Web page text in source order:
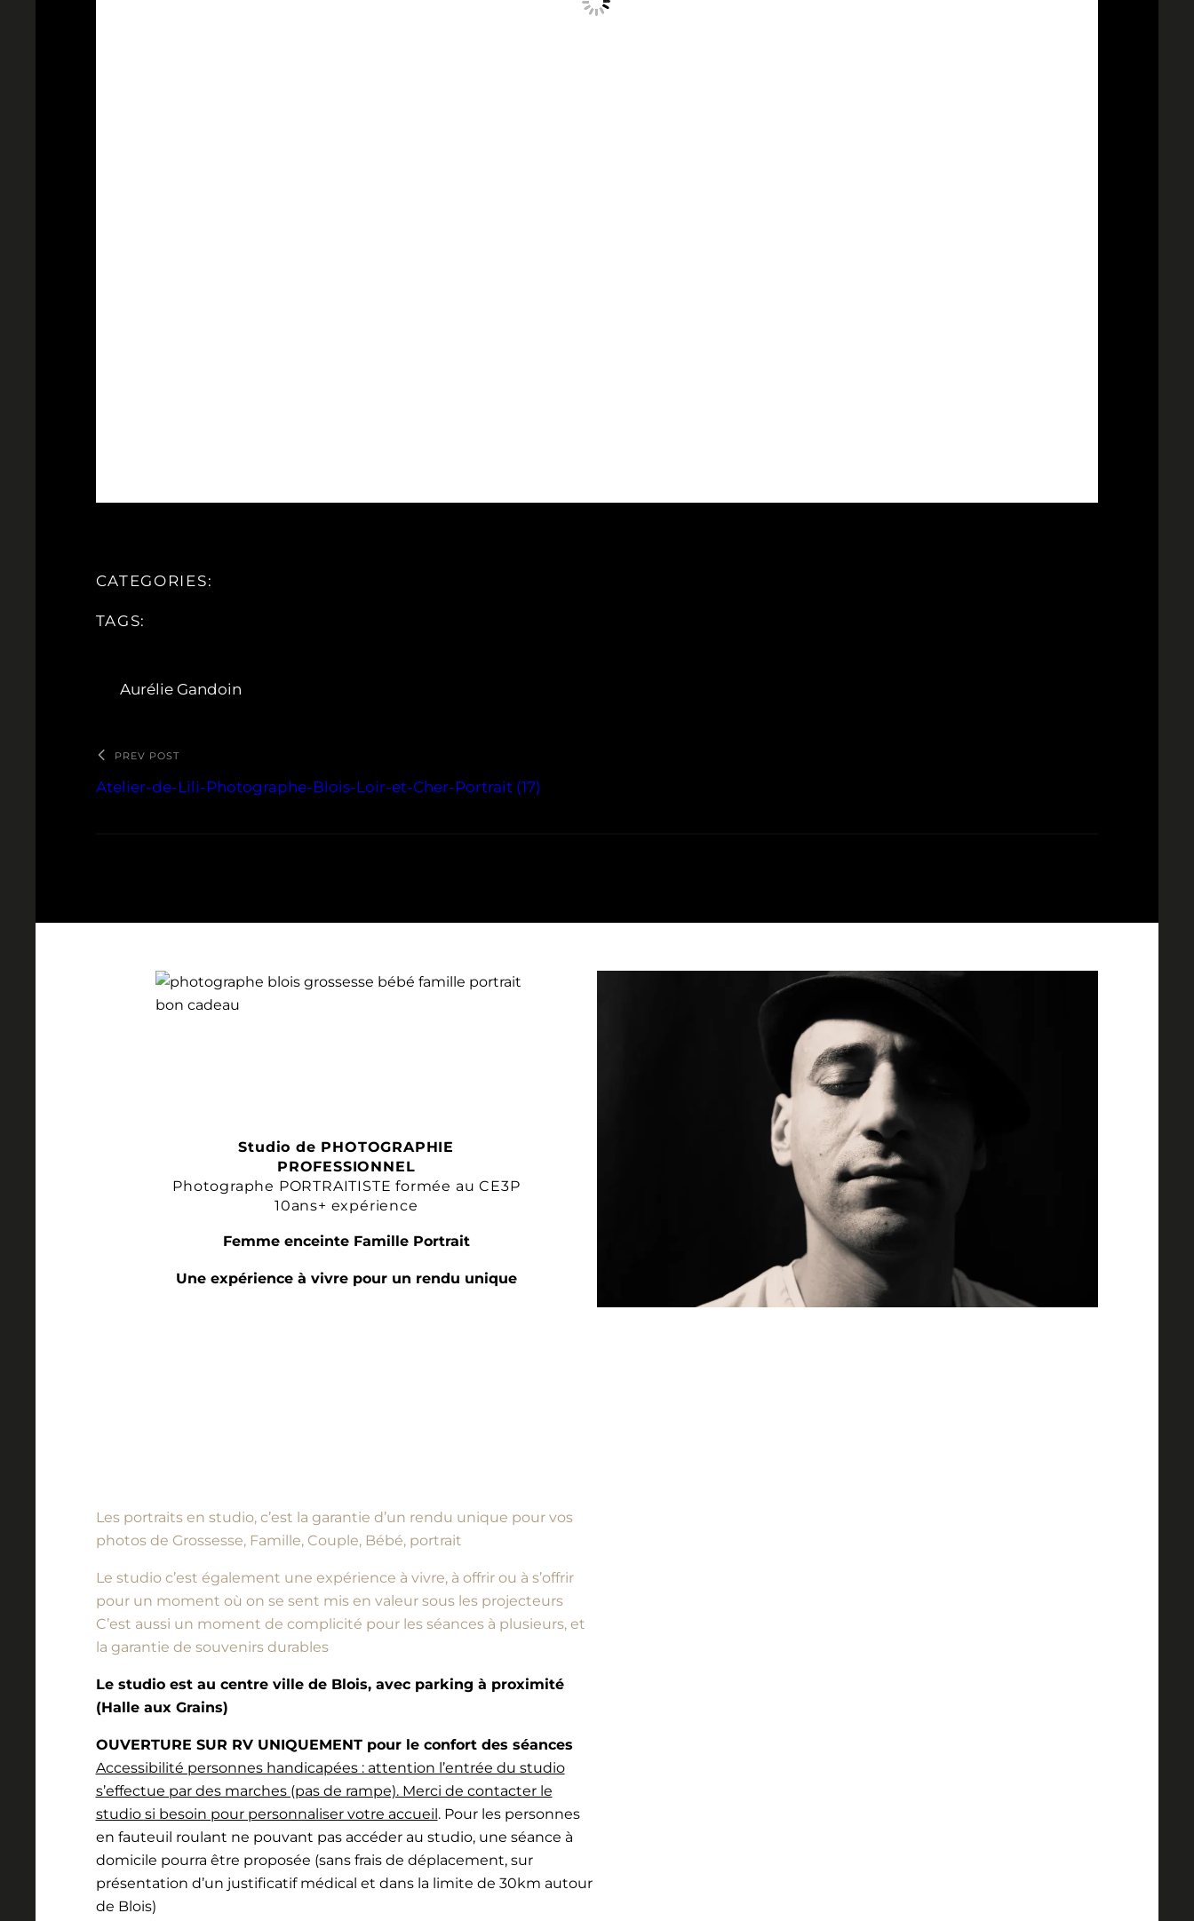
CATEGORIES:
TAGS:
Aurélie Gandoin
PREV POST
Atelier-de-Lili-Photographe-Blois-Loir-et-Cher-Portrait (17)
Studio de PHOTOGRAPHIE
PROFESSIONNEL
Photographe PORTRAITISTE formée au CE3P
10ans+ expérience
Femme enceinte Famille Portrait
Une expérience à vivre pour un rendu unique
Les portraits en studio, c’est la garantie d’un rendu unique pour vos
photos de Grossesse, Famille, Couple, Bébé, portrait
Le studio c’est également une expérience à vivre, à offrir ou à s’offrir
pour un moment où on se sent mis en valeur sous les projecteurs
C’est aussi un moment de complicité pour les séances à plusieurs, et
la garantie de souvenirs durables
Le studio est au centre ville de Blois, avec parking à proximité
(Halle aux Grains)
OUVERTURE SUR RV UNIQUEMENT pour le confort des séances
Accessibilité personnes handicapées : attention l’entrée du studio
s’effectue par des marches (pas de rampe). Merci de contacter le
studio si besoin pour personnaliser votre accueil. Pour les personnes
en fauteuil roulant ne pouvant pas accéder au studio, une séance à
domicile pourra être proposée (sans frais de déplacement, sur
présentation d’un justificatif médical et dans la limite de 30km autour
de Blois)